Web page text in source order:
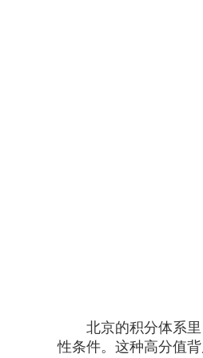
北京的积分体系里，
性条件。这种高分值